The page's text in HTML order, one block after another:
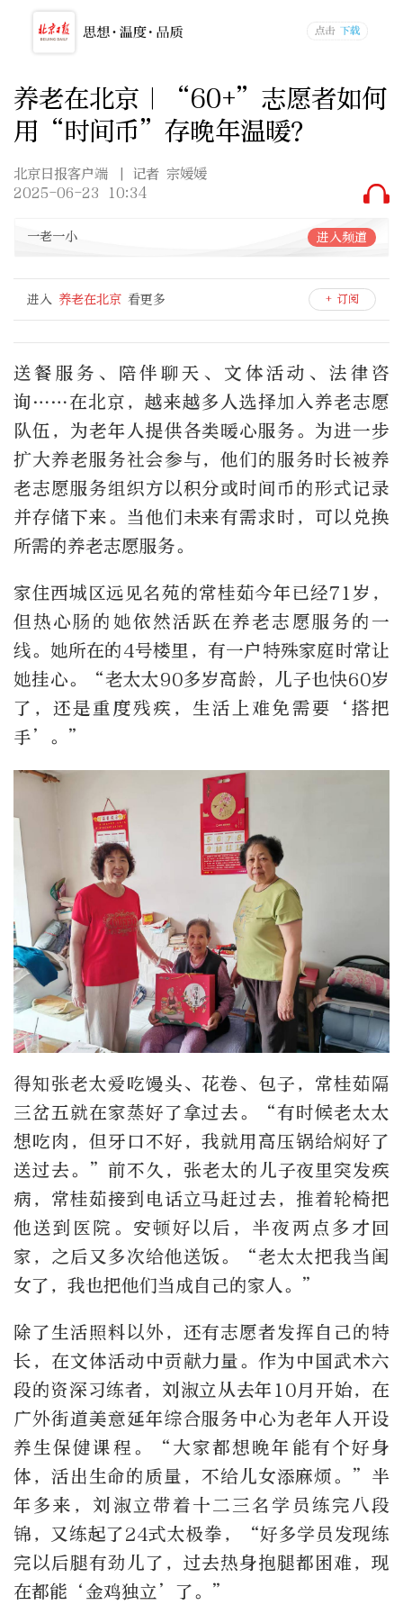
养老在北京｜“60+”志愿者如何
用“时间币”存晚年温暖？
北京日报客户端
| 记者 宗媛媛
2025-06-23 10:34
一老一小 进入频道
进入 养老在北京 看更多 + 订阅
送餐服务、陪伴聊天、文体活动、法律咨
询……在北京，越来越多人选择加入养老志愿
队伍，为老年人提供各类暖心服务。为进一步
扩大养老服务社会参与，他们的服务时长被养
老志愿服务组织方以积分或时间币的形式记录
并存储下来。当他们未来有需求时，可以兑换
所需的养老志愿服务。
家住西城区远见名苑的常桂茹今年已经71岁，
但热心肠的她依然活跃在养老志愿服务的一
线。她所在的4号楼里，有一户特殊家庭时常让
她挂心。“老太太90多岁高龄，儿子也快60岁
了，还是重度残疾，生活上难免需要‘搭把
手’。”
得知张老太爱吃馒头、花卷、包子，常桂茹隔
三岔五就在家蒸好了拿过去。“有时候老太太
想吃肉，但牙口不好，我就用高压锅给焖好了
送过去。”前不久，张老太的儿子夜里突发疾
病，常桂茹接到电话立马赶过去，推着轮椅把
他送到医院。安顿好以后，半夜两点多才回
家，之后又多次给他送饭。“老太太把我当闺
女了，我也把他们当成自己的家人。”
除了生活照料以外，还有志愿者发挥自己的特
长，在文体活动中贡献力量。作为中国武术六
段的资深习练者，刘淑立从去年10月开始，在
广外街道美意延年综合服务中心为老年人开设
养生保健课程。“大家都想晚年能有个好身
体，活出生命的质量，不给儿女添麻烦。”半
年多来，刘淑立带着十二三名学员练完八段
锦，又练起了24式太极拳，“好多学员发现练
完以后腿有劲儿了，过去热身抱腿都困难，现
在都能‘金鸡独立’了。”